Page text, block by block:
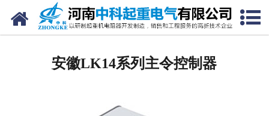
网站首页
安徽LK14系列主令控制器